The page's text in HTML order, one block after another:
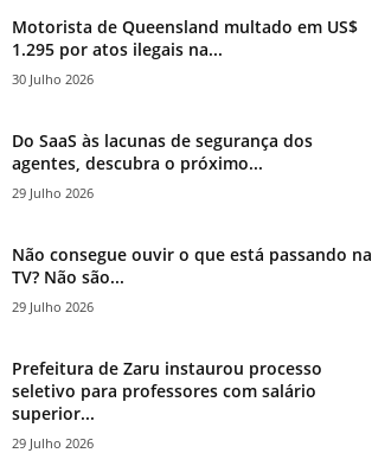
Motorista de Queensland multado em US$
1.295 por atos ilegais na...
30 Julho 2026
Do SaaS às lacunas de segurança dos
agentes, descubra o próximo...
29 Julho 2026
Não consegue ouvir o que está passando na
TV? Não são...
29 Julho 2026
Prefeitura de Zaru instaurou processo
seletivo para professores com salário
superior...
29 Julho 2026